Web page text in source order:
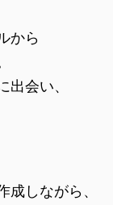
から
出会い、
しながら、